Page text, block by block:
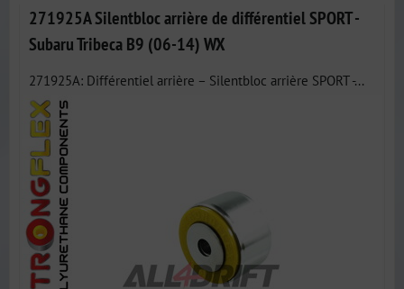
271925A Silentbloc arrière de différentiel SPORT -
Subaru Tribeca B9 (06-14) WX
271925A: Différentiel arrière – Silentbloc arrière SPORT -...